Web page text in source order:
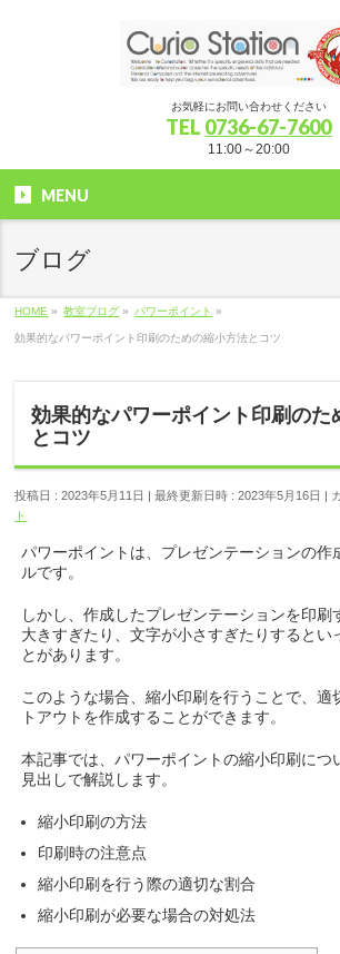
お気軽にお問い合わせください
TEL 0736-67-7600
11:00～20:00
MENU
ブログ
HOME » 教室ブログ » パワーポイント »
効果的なパワーポイント印刷のための縮小方法とコツ
効果的なパワーポイント印刷のた
とコツ
投稿日 : 2023年5月11日 最終更新日時 : 2023年5月16日
ト
パワーポイントは、プレゼンテーションの作
ルです。
しかし、作成したプレゼンテーションを印刷
大きすぎたり、文字が小さすぎたりするとい
とがあります。
このような場合、縮小印刷を行うことで、適
トアウトを作成することができます。
本記事では、パワーポイントの縮小印刷につ
見出しで解説します。
縮小印刷の方法
印刷時の注意点
縮小印刷を行う際の適切な割合
縮小印刷が必要な場合の対処法